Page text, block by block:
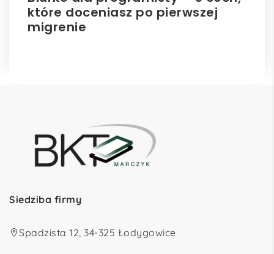
które doceniasz po pierwszej
migrenie
Siedziba firmy
Spadzista 12, 34-325 Łodygowice